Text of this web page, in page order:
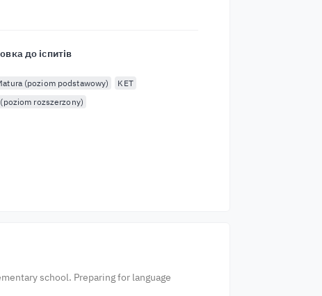
до іспитів
(poziom podstawowy)
KET
rozszerzony)
school. Preparing for language